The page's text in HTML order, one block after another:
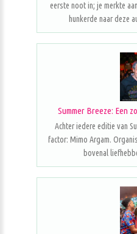
eerste noot in; je merkte
hunkerde naar deze
Summer Breeze: Een
Achter iedere editie van
factor: Mimo Argam.
bovenal